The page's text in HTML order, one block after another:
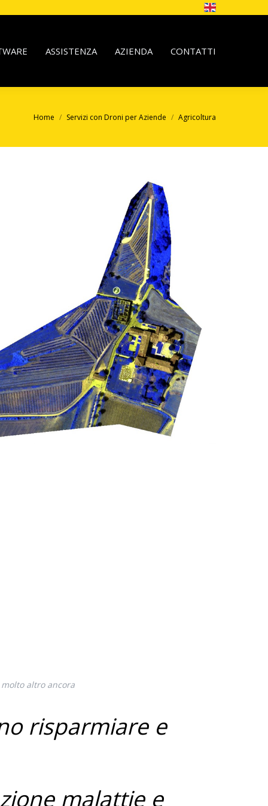
ASSISTENZA AZIENDA CONTATTI
Home Servizi con Droni per Aziende Agricoltura
altro ancora
risparmiare e
malattie e